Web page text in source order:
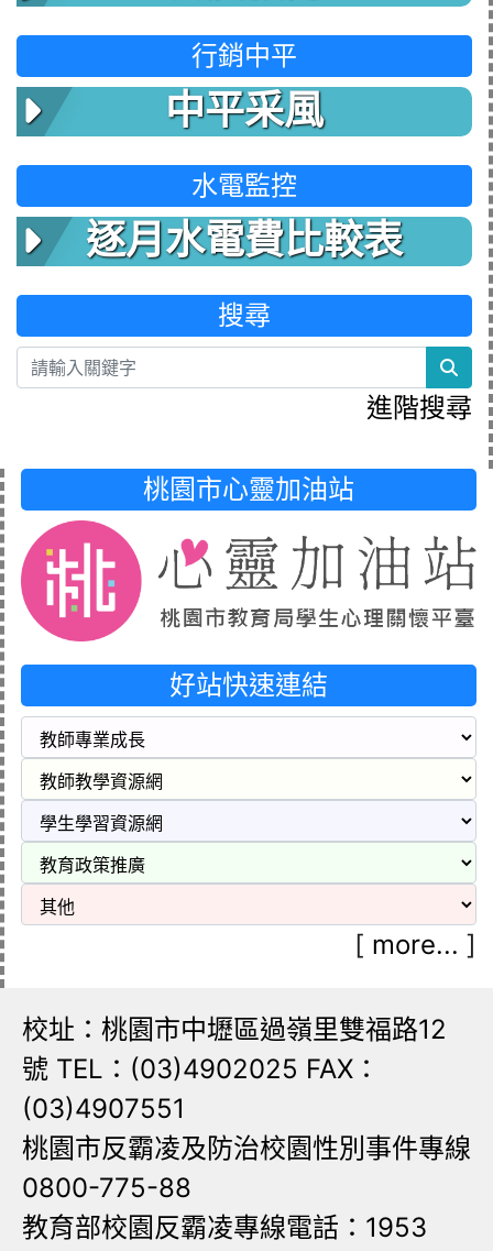
行銷中平
中平采風
水電監控
逐月水電費比較表
搜尋
進階搜尋
桃園市心靈加油站
好站快速連結
[ more... ]
校址：桃園市中壢區過嶺里雙福路12
號 TEL：(03)4902025 FAX：
(03)4907551
桃園市反霸凌及防治校園性別事件專線
0800-775-88
教育部校園反霸凌專線電話：1953